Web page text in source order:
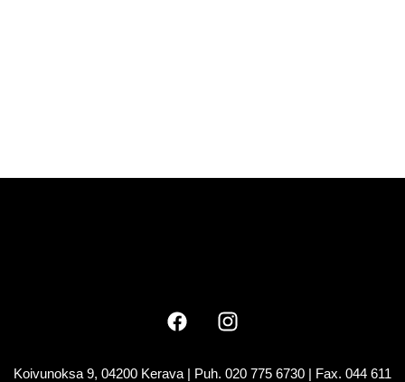
Koivunoksa 9, 04200 Kerava | Puh. 020 775 6730 | Fax. 044 611